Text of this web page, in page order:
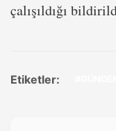
çalışıldığı
Etiketler: